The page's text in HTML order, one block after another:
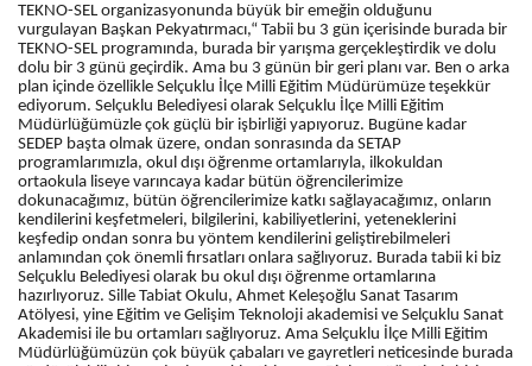
TEKNO-SEL organizasyonunda büyük bir emeğin olduğunu
vurgulayan Başkan Pekyatırmacı,“ Tabii bu 3 gün içerisinde burada bir
TEKNO-SEL programında, burada bir yarışma gerçekleştirdik ve dolu
dolu bir 3 günü geçirdik. Ama bu 3 günün bir geri planı var. Ben o arka
plan içinde özellikle Selçuklu İlçe Milli Eğitim Müdürümüze teşekkür
ediyorum. Selçuklu Belediyesi olarak Selçuklu İlçe Milli Eğitim
Müdürlüğümüzle çok güçlü bir işbirliği yapıyoruz. Bugüne kadar
SEDEP başta olmak üzere, ondan sonrasında da SETAP
programlarımızla, okul dışı öğrenme ortamlarıyla, ilkokuldan
ortaokula liseye varıncaya kadar bütün öğrencilerimize
dokunacağımız, bütün öğrencilerimize katkı sağlayacağımız, onların
kendilerini keşfetmeleri, bilgilerini, kabiliyetlerini, yeteneklerini
keşfedip ondan sonra bu yöntem kendilerini geliştirebilmeleri
anlamından çok önemli fırsatları onlara sağlıyoruz. Burada tabii ki biz
Selçuklu Belediyesi olarak bu okul dışı öğrenme ortamlarına
hazırlıyoruz. Sille Tabiat Okulu, Ahmet Keleşoğlu Sanat Tasarım
Atölyesi, yine Eğitim ve Gelişim Teknoloji akademisi ve Selçuklu Sanat
Akademisi ile bu ortamları sağlıyoruz. Ama Selçuklu İlçe Milli Eğitim
Müdürlüğümüzün çok büyük çabaları ve gayretleri neticesinde burada